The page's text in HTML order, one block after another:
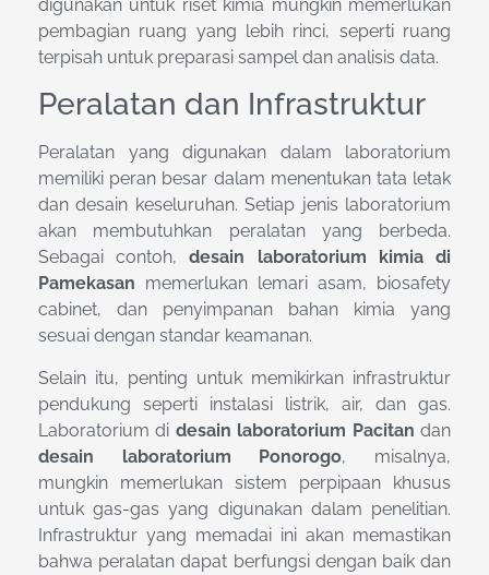
digunakan untuk riset kimia mungkin memerlukan
pembagian ruang yang lebih rinci, seperti ruang
terpisah untuk preparasi sampel dan analisis data.
Peralatan dan Infrastruktur
Peralatan yang digunakan dalam laboratorium
memiliki peran besar dalam menentukan tata letak
dan desain keseluruhan. Setiap jenis laboratorium
akan membutuhkan peralatan yang berbeda.
Sebagai contoh,desain laboratorium kimia di
Pamekasan memerlukan lemari asam, biosafety
cabinet, dan penyimpanan bahan kimia yang
sesuai dengan standar keamanan.
Selain itu, penting untuk memikirkan infrastruktur
pendukung seperti instalasi listrik, air, dan gas.
Laboratorium di desain laboratorium Pacitan dan
desain laboratorium Ponorogo, misalnya,
mungkin memerlukan sistem perpipaan khusus
untuk gas-gas yang digunakan dalam penelitian.
Infrastruktur yang memadai ini akan memastikan
bahwa peralatan dapat berfungsi dengan baik dan